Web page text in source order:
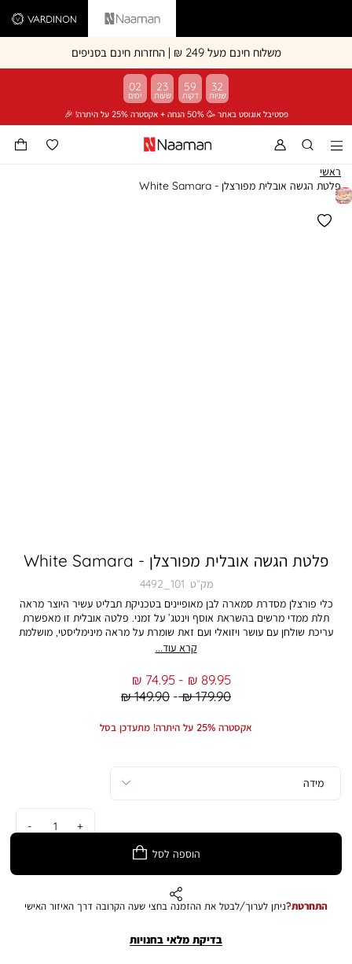
Vardinon Naaman
משלוח חינם מעל 249 ₪ | החזרות חינם בסניפים
פסטיבל אוגוסט באתר 🥳 50% הנחה + אקסטרה 25% על היתרה! 🎉
02 23 59 32
ראשי
פלטת הגשה אובלית מפורצלן - White Samara
פלטת הגשה אובלית מפורצלן - White Samara
מק״ט 4492_101
כלי פורצלן מסדרת סמארה לבן מאופיינים בטכניקת תבליט עשיר היוצר מראה
תלת ממדי מרשים בהשראת אוסף וינטג’ על זמני. פלטה אובלית זו מאפשרת
עריכת שולחן עם עושר ויזואלי ועם זאת שומרת על מראה מינימליסטי, מושלמת
להגשת מנות עיקריות, מגוון סלטים טריים, פשטידות ומאפים מיוחדים. היא תחמיא
פשוטים רב עונתיים לבנים או בחיבורים ורסטיליים לכלים שכבר קיימים בבית.
מידות הפלטה הן 24 ס”מ רוחב ו-36 ס”מ אורך, והיא מגיעה בצבע לבן קלאסי.
התמונה להמחשה בלבד. הצבע במציאות עשוי להיות שונה מהמוצג בתמונה.
קרא עוד...
Regular
Price
149.90 ₪
Regular
Price
179.90 ₪
From
74.95 ₪ To
89.95 ₪
אקסטרה 25% על היתרה! מתעדכן בסל
הוספה לסל
התחרטת?ניתן לערוך/לבטל את ההזמנה בחצי שעה הקרובה דרך האיזור האישי
בדיקת מלאי בחנויות